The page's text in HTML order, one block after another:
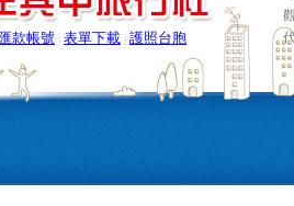
匯款帳號 表單下載 |護照台胞